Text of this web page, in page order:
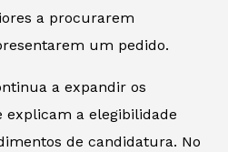
a procurarem
um pedido.
a expandir os
a elegibilidade
de candidatura. No